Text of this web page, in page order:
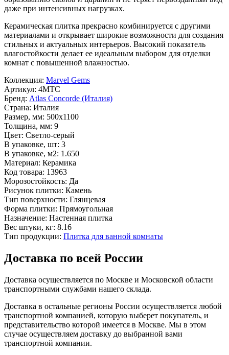
даже при интенсивных нагрузках.
Керамическая плитка прекрасно комбинируется с другими
материалами и открывает широкие возможности для создания
стильных и актуальных интерьеров. Высокий показатель
влагостойкости делает ее идеальным выбором для отделки
комнат с повышенной влажностью.
Коллекция: Marvel Gems
Артикул: 4MTC
Бренд: Atlas Concorde (Италия)
Страна: Италия
Размер, мм: 500x1100
Толщина, мм: 9
Цвет: Светло-серый
В упаковке, шт: 3
В упаковке, м2: 1.650
Материал: Керамика
Код товара: 13963
Морозостойкость: Да
Рисунок плитки: Камень
Тип поверхности: Глянцевая
Форма плитки: Прямоугольная
Назначение: Настенная плитка
Вес штуки, кг: 8.16
Тип продукции: Плитка для ванной комнаты
Доставка по всей России
Доставка осуществляется по Москве и Московской области
транспортными службами нашего склада.
Доставка в остальные регионы России осуществляется любой
транспортной компанией, которую выберет покупатель, и
представительство которой имеется в Москве. Мы в этом
случае осуществляем доставку до выбранной вами
транспортной компании.